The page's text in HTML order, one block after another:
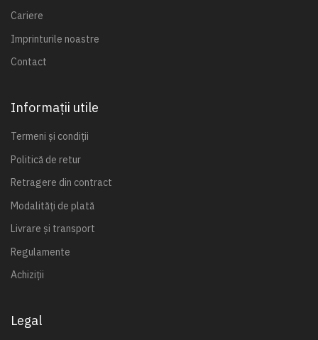
Cariere
Imprinturile noastre
Contact
Informații utile
Termeni și condiții
Politică de retur
Retragere din contract
Modalități de plată
Livrare și transport
Regulamente
Achiziții
Legal